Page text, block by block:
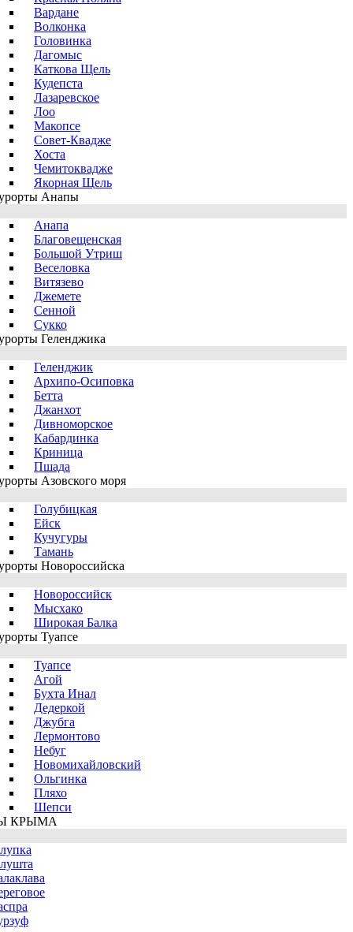
Вардане
Волконка
Головинка
Дагомыс
Каткова Щель
Кудепста
Лазаревское
Лоо
Макопсе
Совет-Квадже
Хоста
Чемитоквадже
Якорная Щель
Анапы
Анапа
Благовещенская
Большой Утриш
Веселовка
Витязево
Джемете
Сенной
Сукко
Геленджика
Геленджик
Архипо-Осиповка
Бетта
Джанхот
Дивноморское
Кабардинка
Криница
Пшада
Азовского моря
Голубицкая
Ейск
Кучугуры
Тамань
Новороссийска
Новороссийск
Мысхако
Широкая Балка
Туапсе
Туапсе
Агой
Бухта Инал
Дедеркой
Джубга
Лермонтово
Небуг
Новомихайловский
Ольгинка
Пляхо
Шепси
КРЫМА